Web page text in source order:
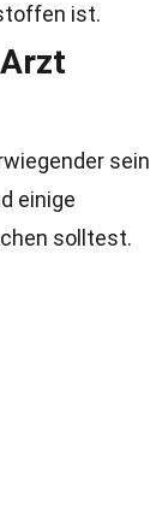
ist.
sein
einige
solltest.